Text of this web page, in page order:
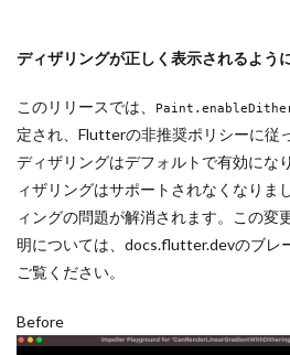
ディザリングが正しく表示されるよう
このリリースでは、
定され、Flutterの非推奨ポリシーに従
ディザリングはデフォルトで有効にな
ィザリングはサポートされなくなりま
ィングの問題が解消されます。この変
明については、docs.flutter.devのブレ
ご覧ください。
Before